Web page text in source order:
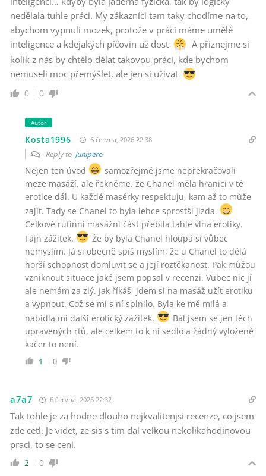
nedělala tuhle práci. My zákazníci tam taky chodíme na to,
abychom vypnuli mozek, protože v práci máme umělé
inteligence a kdejakých píčovin už dost
A přiznejme si
kolik z nás by chtělo dělat takovou práci, kde bychom
nemuseli moc přemýšlet, ale jen si užívat
0 0
Autor
Kosta1996 6 června, 2026 22:38
Reply to Junipero
Nejen ten úvod
samozřejmě jsme nepřekračovali
meze masáží, ale řekněme, že Chanel měla hranici v té
erotice dál. U každé masérky respektuju, kam až to může
zajít. Tady se Chanel to byla lehce sprostší jízda.
Celkově rutinní masážní část přebila tahle vlna erotiky.
Fajn zážitek.
Že by byla Chanel hloupá si vůbec
nemyslím. Já si obecně spíš myslím, že u Chanel to dělá
horší schopnost domluvit se a její roztěkanost. Pak můžou
vzniknout situace jaké jsem popsal v recenzi. Vůbec nic jí
ale nemám za zlý. Jak říkáš, jdem si na masáž užít erotiku
a vypnout. Což se mi s ní splnilo. Byla ke mě milá a
nabídla mi další erotický zážitek.
Bál jsem se jen těch
upravených rtů, ale celkem to k ní sedlo a žádný vyloženě
kačer to není.
1 0
a7a7 6 června, 2026 22:32
Tak tohle je za hodne dlouho nejkvalitenjsi recenze, co jsem
zde cetl. Je videt, ze sis s tim dal velkou nekolikahodinovou
praci, to se ceni.
2 0